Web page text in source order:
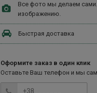
Все фото мы делаем сами.
изображению.
Быстрая доставка
Оформите заказ в один клик
Оставьте Ваш телефон и мы